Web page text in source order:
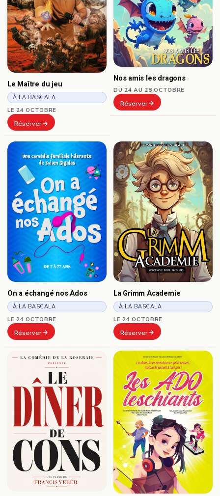
Le Maître du jeu
À LA BASCALA
LE 24 OCTOBRE
Réserver
Nos amis les dragons
DU 24 AU 28 OCTOBRE
Réserver
On a échangé nos Ados
À LA BASCALA
LE 24 OCTOBRE
Réserver
La Grimm Academie
À LA BASCALA
LE 24 OCTOBRE
Réserver